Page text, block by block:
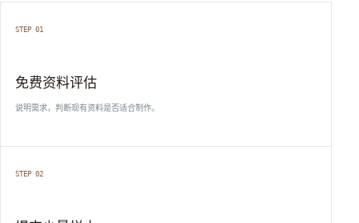
STEP 01
免费资料评估
说明需求，判断现有资料是否适合制作。
STEP 02